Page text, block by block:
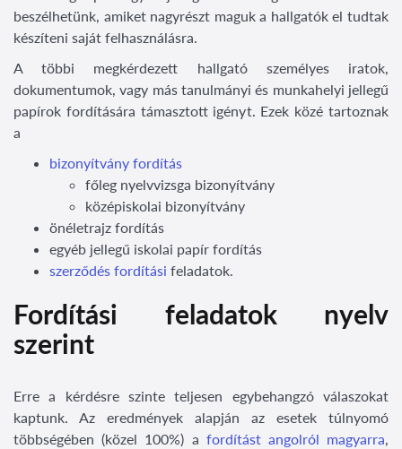
beszélhetünk, amiket nagyrészt maguk a hallgatók el tudtak
készíteni saját felhasználásra.
A többi megkérdezett hallgató személyes iratok,
dokumentumok, vagy más tanulmányi és munkahelyi jellegű
papírok fordítására támasztott igényt. Ezek közé tartoznak
a
bizonyítvány fordítás
főleg nyelvvizsga bizonyítvány
középiskolai bizonyítvány
önéletrajz fordítás
egyéb jellegű iskolai papír fordítás
szerződés fordítási feladatok.
Fordítási feladatok nyelv
szerint
Erre a kérdésre szinte teljesen egybehangzó válaszokat
kaptunk. Az eredmények alapján az esetek túlnyomó
többségében (közel 100%) a fordítást angolról magyarra,